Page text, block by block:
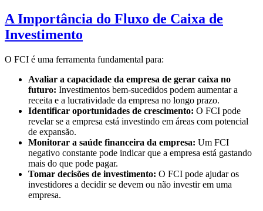
A Importância do Fluxo de Caixa de
Investimento
O FCI é uma ferramenta fundamental para:
Avaliar a capacidade da empresa de gerar caixa no
futuro: Investimentos bem-sucedidos podem aumentar a
receita e a lucratividade da empresa no longo prazo.
Identificar oportunidades de crescimento: O FCI pode
revelar se a empresa está investindo em áreas com potencial
de expansão.
Monitorar a saúde financeira da empresa: Um FCI
negativo constante pode indicar que a empresa está gastando
mais do que pode pagar.
Tomar decisões de investimento: O FCI pode ajudar os
investidores a decidir se devem ou não investir em uma
empresa.